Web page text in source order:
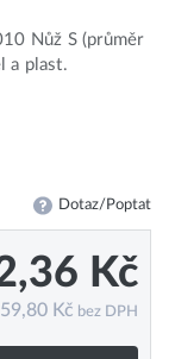
Nůž S (průměr
a plast.
Dotaz/Poptat
Kč
59,80 Kč bez DPH